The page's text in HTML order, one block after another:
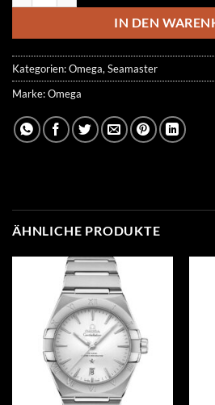
499.00 €
IN DEN
Kategorien:Omega, Seamaster
Marke:Omega
ÄHNLICHE PRODUKTE